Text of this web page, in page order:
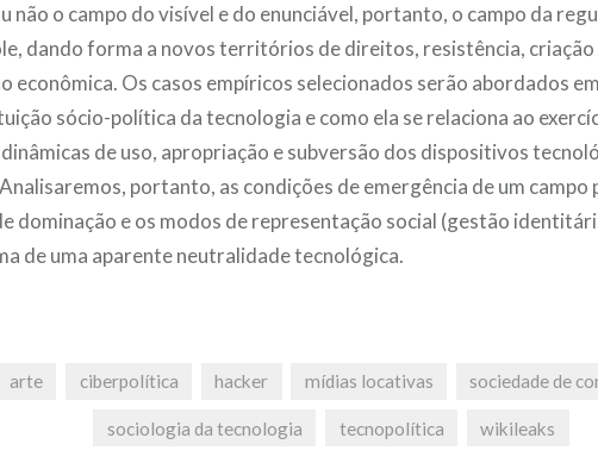
não o campo do visível e do enunciável, portanto, o campo da
dando forma a novos territórios de direitos, resistência, criação
econômica. Os casos empíricos selecionados serão abordados
sócio-política da tecnologia e como ela se relaciona ao
dinâmicas de uso, apropriação e subversão dos dispositivos
portanto, as condições de emergência de um campo
dominação e os modos de representação social (gestão
de uma aparente neutralidade tecnológica.
arte ciberpolítica hacker mídias locativas sociedade de
sociologia da tecnologia tecnopolítica wikileaks